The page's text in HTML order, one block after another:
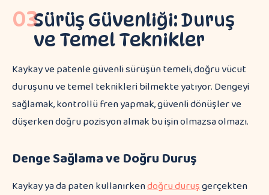
03Sürüş Güvenliği: Duruş
ve Temel Teknikler
Kaykay ve patenle güvenli sürüşün temeli, doğru vücut
duruşunu ve temel teknikleri bilmekte yatıyor. Dengeyi
sağlamak, kontrollü fren yapmak, güvenli dönüşler ve
düşerken doğru pozisyon almak bu işin olmazsa olmazı.
Denge Sağlama ve Doğru Duruş
Kaykay ya da paten kullanırkendoğru duruşgerçekten